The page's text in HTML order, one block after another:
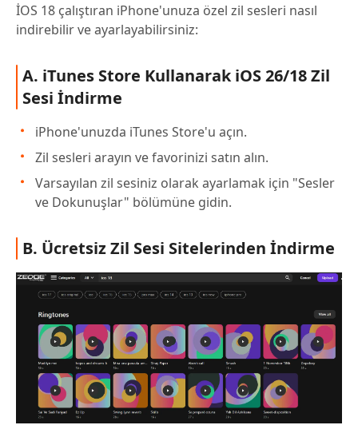
İOS 18 çalıştıran iPhone'unuza özel zil sesleri nasıl
indirebilir ve ayarlayabilirsiniz:
A. iTunes Store Kullanarak iOS 26/18 Zil
Sesi İndirme
iPhone'unuzda iTunes Store'u açın.
Zil sesleri arayın ve favorinizi satın alın.
Varsayılan zil sesiniz olarak ayarlamak için "Sesler
ve Dokunuşlar" bölümüne gidin.
B. Ücretsiz Zil Sesi Sitelerinden İndirme